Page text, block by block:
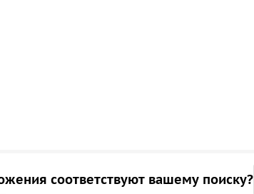
соответствуют вашему поиску?